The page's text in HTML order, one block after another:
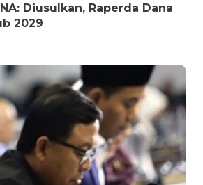
Diusulkan, Raperda Dana
2029